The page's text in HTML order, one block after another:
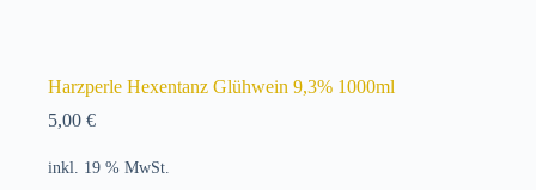
Harzperle Hexentanz Glühwein 9,3% 1000ml
5,00 €
inkl. 19 % MwSt.